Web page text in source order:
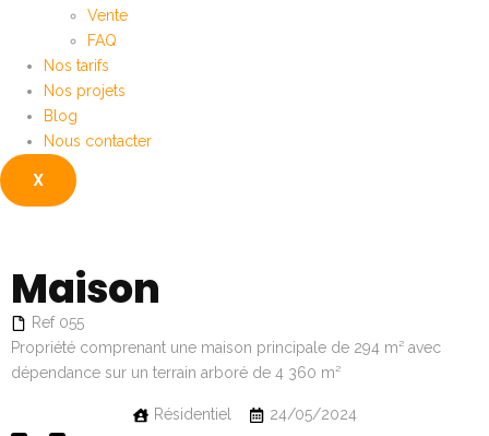
Vente
FAQ
Nos tarifs
Nos projets
Blog
Nous contacter
X
Maison
Ref 055
Propriété comprenant une maison principale de 294 m² avec
dépendance sur un terrain arboré de 4 360 m²
Résidentiel 24/05/2024